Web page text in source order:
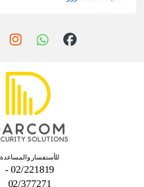
للأستفسار والمساعدة
02/221819 -
02/377271